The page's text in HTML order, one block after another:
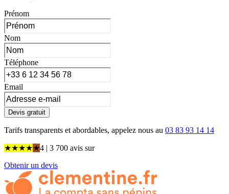
Prénom
Nom
Téléphone
Email
Devis gratuit
Tarifs transparents et abordables, appelez nous au 03 83 93 14 14
★★★★★4 | 3 700 avis sur
Obtenir un devis